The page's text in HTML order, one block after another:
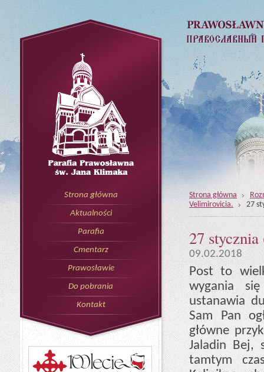
Strona główna
Aktualności
Parafia
Cmentarz
Prawosławie
Do pobrania
Kontakt
Strona główna
Velimirovicia.
27
27
09.02.2018
Post to
wygania
ustanawia
Sam Pan
główne
Jaladin Bej,
tamtym